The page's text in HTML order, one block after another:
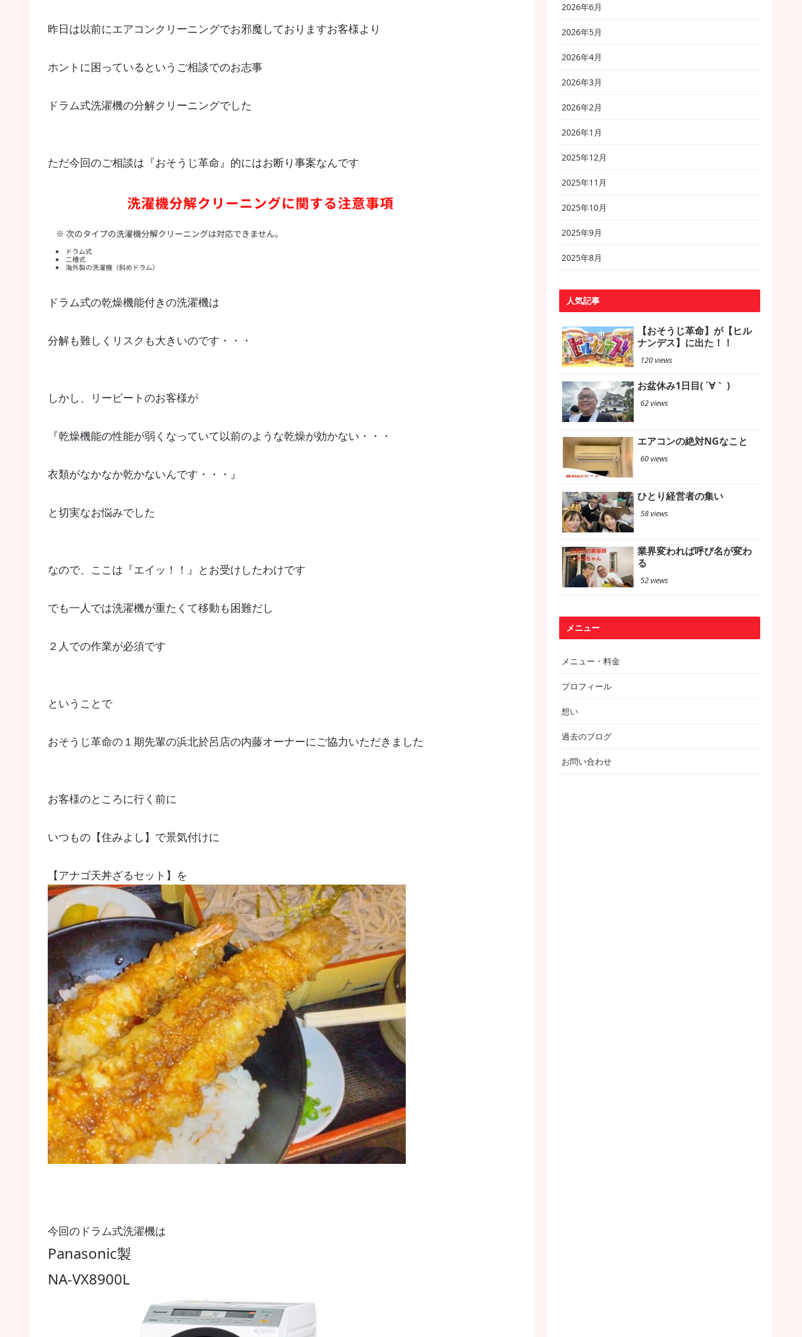
昨日は以前にエアコンクリーニングでお邪魔しておりますお客様より
ホントに困っているというご相談でのお志事
ドラム式洗濯機の分解クリーニングでした
ただ今回のご相談は『おそうじ革命』的にはお断り事案なんです
ドラム式の乾燥機能付きの洗濯機は
分解も難しくリスクも大きいのです・・・
しかし、リーピートのお客様が
『乾燥機能の性能が弱くなっていて以前のような乾燥が効かない・・・
衣類がなかなか乾かないんです・・・』
と切実なお悩みでした
なので、ここは『エイッ！！』とお受けしたわけです
でも一人では洗濯機が重たくて移動も困難だし
２人での作業が必須です
ということで
おそうじ革命の１期先輩の浜北於呂店の内藤オーナーにご協力いただきました
お客様のところに行く前に
いつもの【住みよし】で景気付けに
【アナゴ天丼ざるセット】を
今回のドラム式洗濯機は
Panasonic製
NA-VX8900L
2026年6月
2026年5月
2026年4月
2026年3月
2026年2月
2026年1月
2025年12月
2025年11月
2025年10月
2025年9月
2025年8月
人気記事
【おそうじ革命】が【ヒル
ナンデス】に出た！！
120 views
お盆休み1日目( ´∀｀ )
62 views
エアコンの絶対NGなこと
60 views
ひとり経営者の集い
58 views
業界変われば呼び名が変わ
る
52 views
メニュー
メニュー・料金
プロフィール
想い
過去のブログ
お問い合わせ